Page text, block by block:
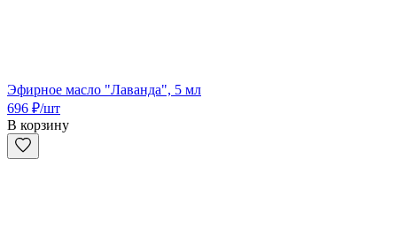
Эфирное масло "Лаванда", 5 мл
696 ₽/шт
В корзину